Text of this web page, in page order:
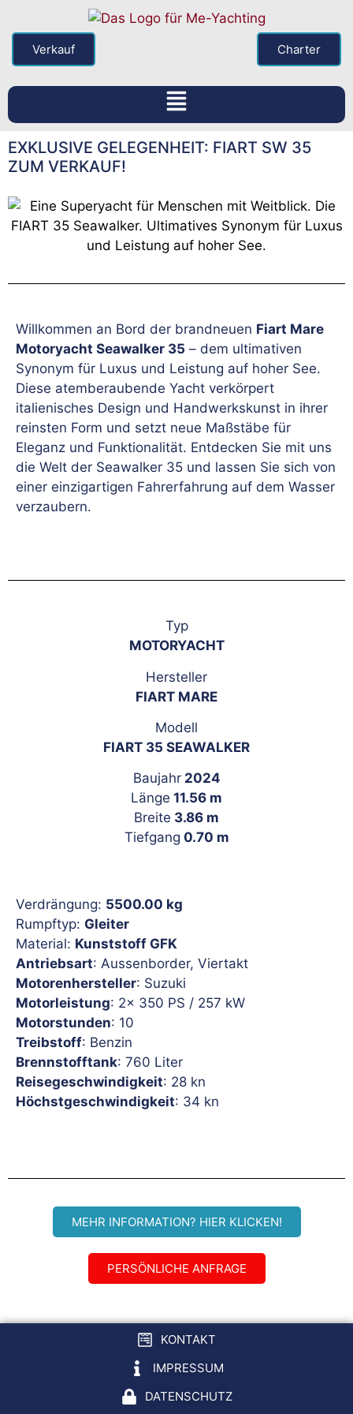
Verkauf Charter
EXKLUSIVE GELEGENHEIT: FIART SW 35
ZUM VERKAUF!
Willkommen an Bord der brandneuen Fiart Mare
Motoryacht Seawalker 35 – dem ultimativen
Synonym für Luxus und Leistung auf hoher See.
Diese atemberaubende Yacht verkörpert
italienisches Design und Handwerkskunst in ihrer
reinsten Form und setzt neue Maßstäbe für
Eleganz und Funktionalität. Entdecken Sie mit uns
die Welt der Seawalker 35 und lassen Sie sich von
einer einzigartigen Fahrerfahrung auf dem Wasser
verzaubern.
Typ
MOTORYACHT
Hersteller
FIART MARE
Modell
FIART 35 SEAWALKER
Baujahr2024
Länge 11.56 m
Breite 3.86 m
Tiefgang 0.70 m
Verdrängung: 5500.00 kg
Rumpftyp: Gleiter
Material: Kunststoff GFK
Antriebsart: Aussenborder, Viertakt
Motorenhersteller: Suzuki
Motorleistung: 2x 350 PS / 257 kW
Motorstunden: 10
Treibstoff: Benzin
Brennstofftank: 760 Liter
Reisegeschwindigkeit: 28 kn
Höchstgeschwindigkeit: 34 kn
MEHR INFORMATION? HIER KLICKEN!
PERSÖNLICHE ANFRAGE
KONTAKT
IMPRESSUM
DATENSCHUTZ